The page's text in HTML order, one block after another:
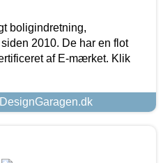
boligindretning,
2010. De har en flot
af E-mærket. Klik